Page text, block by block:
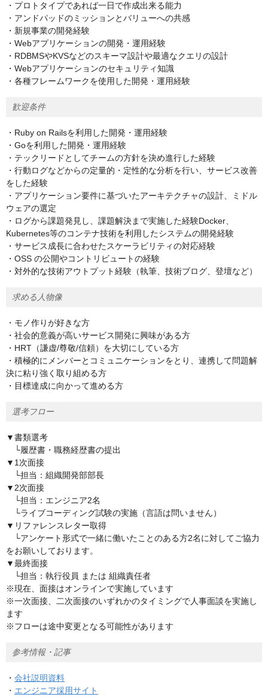
・プロトタイプであれば一日で作成出来る能力
・アンドパッドのミッションとバリューへの共感
・新規事業の開発経験
・Webアプリケーションの開発・運用経験
・RDBMSやKVSなどのスキーマ設計や最適なクエリの設計
・Webアプリケーションのセキュリティ知識
・各種フレームワークを使用した開発・運用経験
歓迎条件
・Ruby on Railsを利用した開発・運用経験
・Goを利用した開発・運用経験
・テックリードとしてチームの方針を決め進行した経験
・行動ログなどからの定量的・定性的な分析を行い、サービス改善
をした経験
・アプリケーション要件に基づいたアーキテクチャの設計、ミドル
ウェアの選定
・ログから課題発見し、課題解決まで実施した経験Docker、
Kubernetes等のコンテナ技術を利用したシステムの開発経験
・サービス成長に合わせたスケーラビリティの対応経験
・OSS の公開やコントリビュートの経験
・対外的な技術アウトプット経験（執筆、技術ブログ、登壇など）
求める人物像
・モノ作りが好きな方
・社会的意義が高いサービス開発に興味がある方
・HRT（謙虚/尊敬/信頼）を大切にしている方
・積極的にメンバーとコミュニケーションをとり、連携して問題解
決に粘り強く取り組める方
・目標達成に向かって進める方
選考フロー
▼書類選考
└履歴書・職務経歴書の提出
▼1次面接
└担当：組織開発部部長
▼2次面接
└担当：エンジニア2名
└ライブコーディング試験の実施（言語は問いません）
▼リファレンスレター取得
└アンケート形式で一緒に働いたことのある方2名に対してご協力
をお願いしております。
▼最終面接
└担当：執行役員 または 組織責任者
※現在、面接はオンラインで実施しています
※一次面接、二次面接のいずれかのタイミングで人事面談を実施し
ます
※フローは途中変更となる可能性があります
参考情報・記事
・ 会社説明資料
・ エンジニア採用サイト